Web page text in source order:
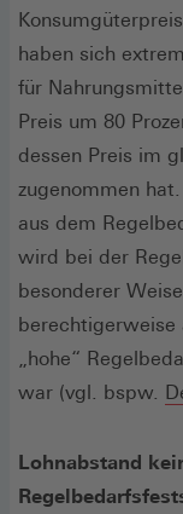
haben sich
für
Preis um 80
dessen Preis im
zugenommen
aus dem
wird bei der
besonderer
„hohe“
war (vgl. bspw.
Lohnabstand